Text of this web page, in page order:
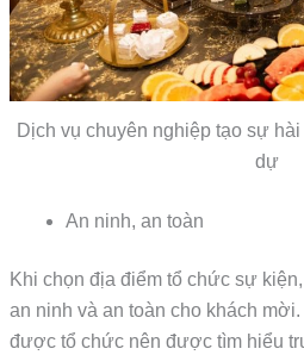
Dịch vụ chuyên nghiệp tạo sự
dự
An ninh, an toàn
Khi chọn địa điểm tổ chức sự
an ninh và an toàn cho khách
được tổ chức nên được tìm hiểu